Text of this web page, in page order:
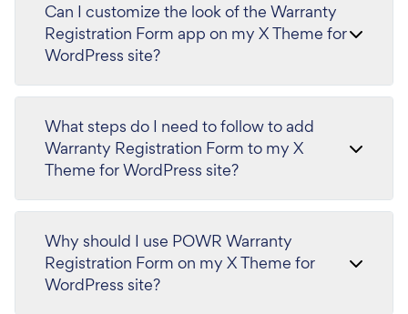
Can I customize the look of the Warranty
Registration Form app on my X Theme for
WordPress site?
What steps do I need to follow to add
Warranty Registration Form to my X
Theme for WordPress site?
Why should I use POWR Warranty
Registration Form on my X Theme for
WordPress site?